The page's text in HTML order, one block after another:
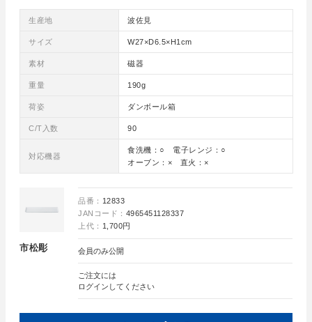
生産地 波佐見
サイズ W27×D6.5×H1cm
素材 磁器
重量 190g
荷姿 ダンボール箱
C/T入数 90
対応機器
食洗機：○ 電子レンジ：○
オーブン：× 直火：×
市松彫
品番： 12833
JANコード： 4965451128337
上代： 1,700円
会員のみ公開
ご注文には
ログイン してください